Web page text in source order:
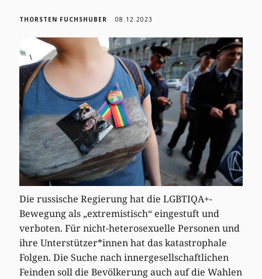
THORSTEN FUCHSHUBER 08.12.2023
Die russische Regierung hat die LGBTIQA+-
Bewegung als „extremistisch“ eingestuft und
verboten. Für nicht-heterosexuelle Personen und
ihre Unterstützer*innen hat das katastrophale
Folgen. Die Suche nach innergesellschaftlichen
Feinden soll die Bevölkerung auch auf die Wahlen